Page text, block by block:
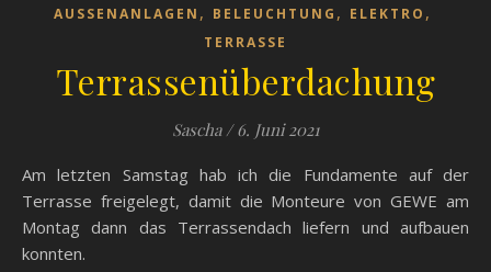
AUSSENANLAGEN , BELEUCHTUNG , ELEKTRO ,
TERRASSE
Terrassenüberdachung
Sascha / 6. Juni 2021
Am letzten Samstag hab ich die Fundamente auf der
Terrasse freigelegt, damit die Monteure von GEWE am
Montag dann das Terrassendach liefern und aufbauen
konnten.